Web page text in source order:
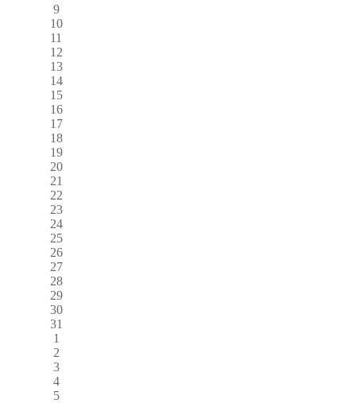
9
10
11
12
13
14
15
16
17
18
19
20
21
22
23
24
25
26
27
28
29
30
31
1
2
3
4
5